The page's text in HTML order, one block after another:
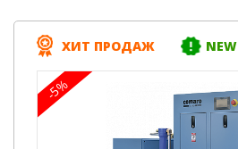
ХИТ ПРОДАЖ NEW
-5%